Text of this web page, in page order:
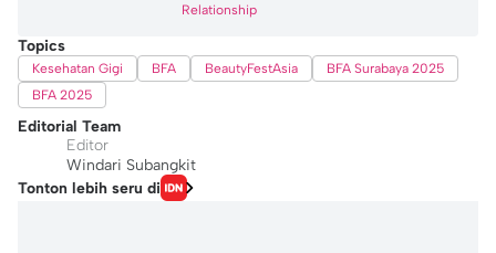
Relationship
Topics
Kesehatan Gigi BFA BeautyFestAsia
BFA Surabaya 2025
BFA 2025
Editorial Team
Editor
Windari Subangkit
Tonton lebih seru di